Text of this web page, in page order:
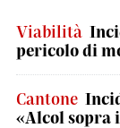
Viabilità
pericolo di
Cantone
«Alcol sopra